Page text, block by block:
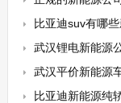
比亚迪suv有哪些
武汉锂电新能源
武汉平价新能源
比亚迪新能源纯